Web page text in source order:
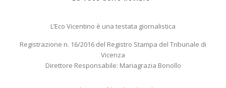
L’Eco Vicentino è una testata giornalistica
Registrazione n. 16/2016 del Registro Stampa del Tribunale di
Vicenza
Direttore Responsabile: Mariagrazia Bonollo